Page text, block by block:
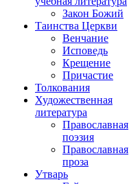
Закон Божий
Таинства Церкви
Венчание
Исповедь
Крещение
Причастие
Толкования
Художественная
литература
Православная
поэзия
Православная
проза
Утварь